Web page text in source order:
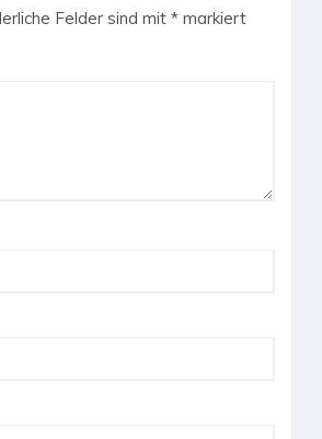
Felder sind mit * markiert